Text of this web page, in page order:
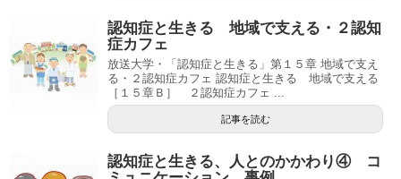
認知症と生きる 地域で支える・２認知
症カフェ
放送大学・「認知症と生きる」第１５章 地域で支え
る・２認知症カフェ 認知症と生きる 地域で支える
［１５章Ｂ］ ２認知症カフェ ...
記事を読む
認知症と生きる、人とのかかわり④ コ